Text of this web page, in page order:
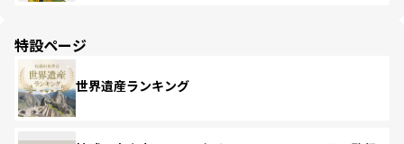
特設ページ
世界遺産ランキング